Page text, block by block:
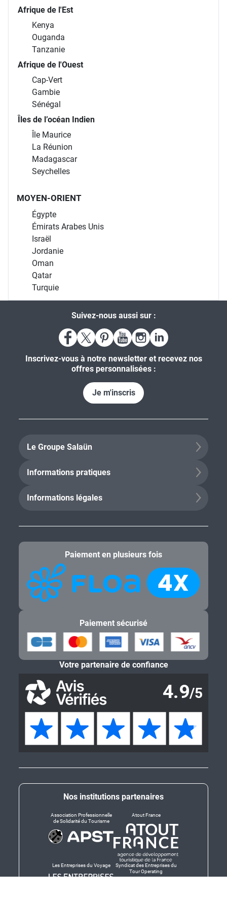
Afrique de l'Est
Kenya
Ouganda
Tanzanie
Afrique de l'Ouest
Cap-Vert
Gambie
Sénégal
Îles de l’océan Indien
Île Maurice
La Réunion
Madagascar
Seychelles
MOYEN-ORIENT
Égypte
Émirats Arabes Unis
Israël
Jordanie
Oman
Qatar
Turquie
Suivez-nous aussi sur :
Inscrivez-vous à notre newsletter et recevez nos
offres personnalisées :
Je m'inscris
Le Groupe Salaün
Informations pratiques
Informations légales
Nos institutions partenaires
Association Professionnelle
de Solidarité du Tourisme
Atout France
Les Entreprises du Voyage
Syndicat des Entreprises du
Tour Operating
Paiement en plusieurs fois
Paiement sécurisé
Votre partenaire de confiance